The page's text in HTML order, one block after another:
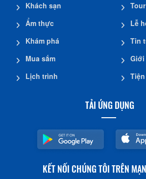
Khách sạn
Ẩm thực
Khám phá
Mua sắm
Lịch trình
Tour
Lễ
Tin
Giới
TẢI ỨNG DỤNG
KẾT NỐI CHÚNG TÔI TRÊN